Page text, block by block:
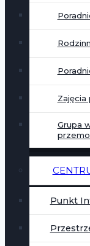
Zajęcia
Grupa
Punkt